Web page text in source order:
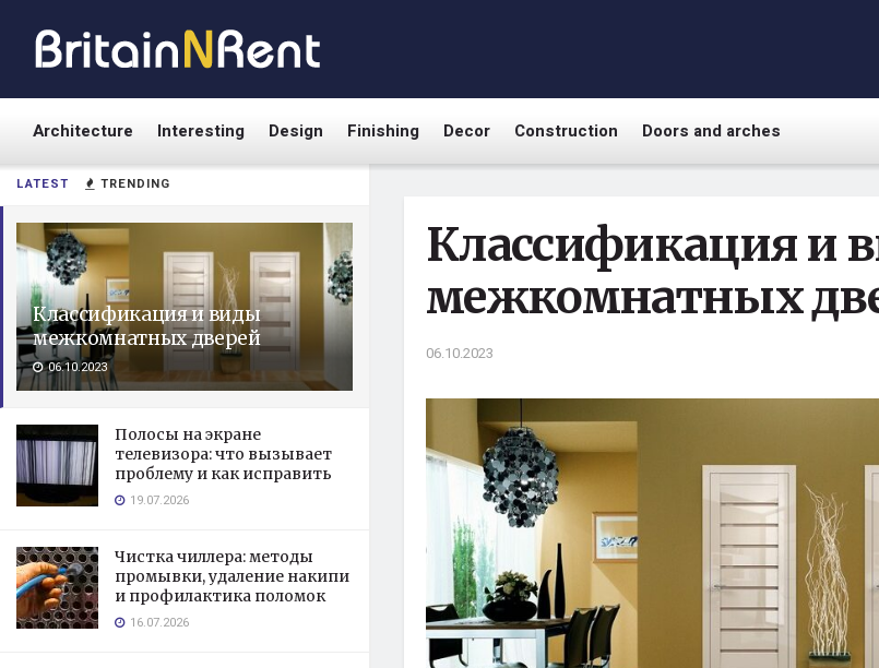
LATEST TRENDING
Классификация и виды
межкомнатных дверей
06.10.2023
Полосы на экране
телевизора: что вызывает
проблему и как исправить
19.07.2026
Чистка чиллера: методы
промывки, удаление накипи
и профилактика поломок
16.07.2026
Architecture Interesting Design Finishing Decor Construction Doors and arches
Классификация и
межкомнатных
06.10.2023